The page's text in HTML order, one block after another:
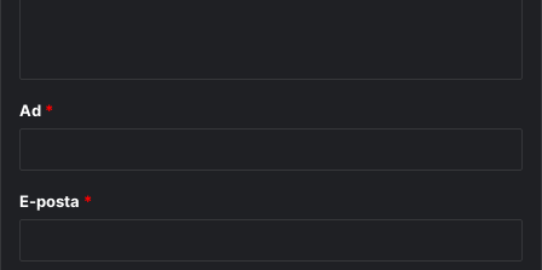
Ad *
E-posta *